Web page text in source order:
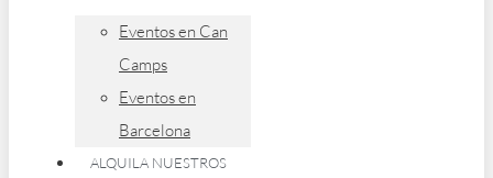
Eventos en Can
Camps
Eventos en
Barcelona
ALQUILA NUESTROS